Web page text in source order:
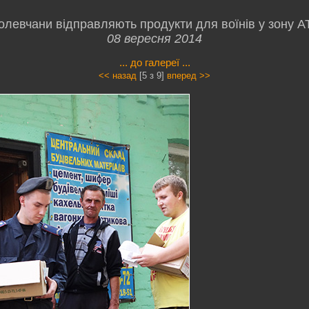
відправляють продукти для воїнів у зону
08 вересня 2014
... до галереї ...
<< назад [5 з 9] вперед >>